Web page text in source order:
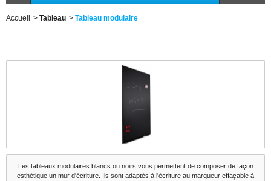
Accueil > Tableau > Tableau modulaire
Les tableaux modulaires blancs ou noirs vous permettent de composer de façon
esthétique un mur d'écriture. Ils sont adaptés à l'écriture au marqueur effaçable à